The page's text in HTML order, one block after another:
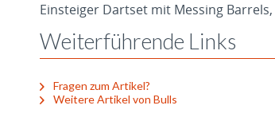
Einsteiger Dartset mit Messing
Weiterführende Links
Fragen zum Artikel?
Weitere Artikel von Bulls